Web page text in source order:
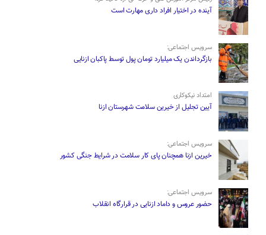
آینده در اختیار افراد داری مهارت است
سرویس اجتماعی:
بازگرداندن یک میلیارد تومان پول توسط پاکبان ازنایی
امتداد نیکوکاری
آیین تجلیل از خیرین سلامت شهرستان ازنا
سرویس اجتماعی:
خیرین ازنا همچنان پای کار سلامت در شرایط جنگی کشور
سرویس اجتماعی:
حضور عروس و داماد ازنایی در قرارگاه انقلاب